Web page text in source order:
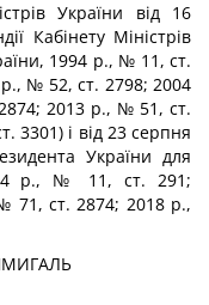
України від 16
Кабінету Міністрів
1994 р., № 11, ст.
№ 52, ст. 2798; 2004
2013 р., № 51, ст.
3301) і від 23 серпня
України для
р., № 11, ст. 291;
71, ст. 2874; 2018 р.,